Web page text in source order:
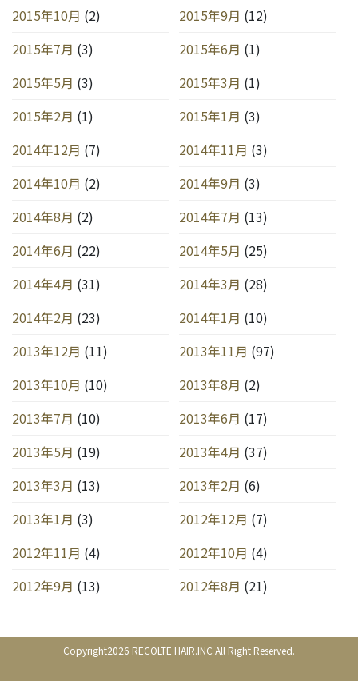
2015年10月 (2) 2015年9月 (12)
2015年7月 (3) 2015年6月 (1)
2015年5月 (3) 2015年3月 (1)
2015年2月 (1) 2015年1月 (3)
2014年12月 (7) 2014年11月 (3)
2014年10月 (2) 2014年9月 (3)
2014年8月 (2) 2014年7月 (13)
2014年6月 (22) 2014年5月 (25)
2014年4月 (31) 2014年3月 (28)
2014年2月 (23) 2014年1月 (10)
2013年12月 (11) 2013年11月 (97)
2013年10月 (10) 2013年8月 (2)
2013年7月 (10) 2013年6月 (17)
2013年5月 (19) 2013年4月 (37)
2013年3月 (13) 2013年2月 (6)
2013年1月 (3) 2012年12月 (7)
2012年11月 (4) 2012年10月 (4)
2012年9月 (13) 2012年8月 (21)
Copyright2026 RECOLTE HAIR.INC All Right Reserved.